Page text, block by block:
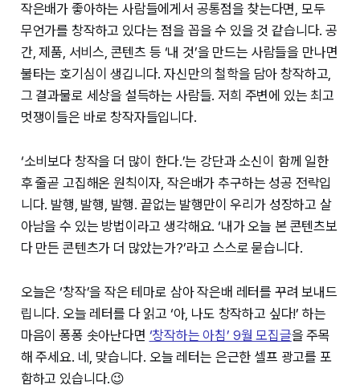
작은배가 좋아하는 사람들에게서 공통점을 찾는다면, 모두
무언가를 창작하고 있다는 점을 꼽을 수 있을 것 같습니다. 공
간, 제품, 서비스, 콘텐츠 등 ‘내 것’을 만드는 사람들을 만나면
불타는 호기심이 생깁니다. 자신만의 철학을 담아 창작하고,
그 결과물로 세상을 설득하는 사람들. 저희 주변에 있는 최고
멋쟁이들은 바로 창작자들입니다.
‘소비보다 창작을 더 많이 한다.’는 강단과 소신이 함께 일한
후 줄곧 고집해온 원칙이자, 작은배가 추구하는 성공 전략입
니다. 발행, 발행, 발행. 끝없는 발행만이 우리가 성장하고 살
아남을 수 있는 방법이라고 생각해요. ‘내가 오늘 본 콘텐츠보
다 만든 콘텐츠가 더 많았는가?’라고 스스로 묻습니다.
오늘은 ‘창작’을 작은 테마로 삼아 작은배 레터를 꾸려 보내드
립니다. 오늘 레터를 다 읽고 ‘아, 나도 창작하고 싶다!’ 하는
마음이 퐁퐁 솟아난다면 ‘창작하는 아침’ 9월 모집글을 주목
해 주세요. 네, 맞습니다. 오늘 레터는 은근한 셀프 광고를 포
함하고 있습니다.😉